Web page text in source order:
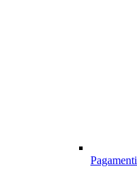
Pagamenti